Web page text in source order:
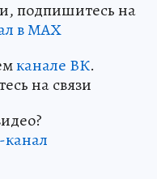
подпишитесь на
в МАХ
канале ВК.
на связи
канал